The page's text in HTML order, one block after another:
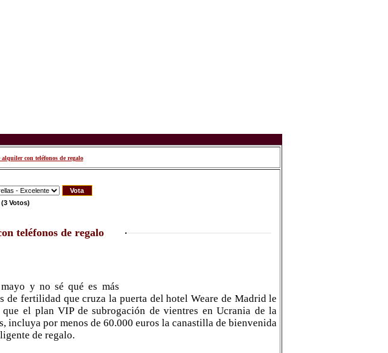
con teléfonos de regalo
(3 Votos)
teléfonos de regalo
y no sé qué es más
de fertilidad que cruza la puerta del hotel Weare de Madrid le
el plan VIP de subrogación de vientres en Ucrania de la
incluya por menos de 60.000 euros la canastilla de bienvenida
de regalo.